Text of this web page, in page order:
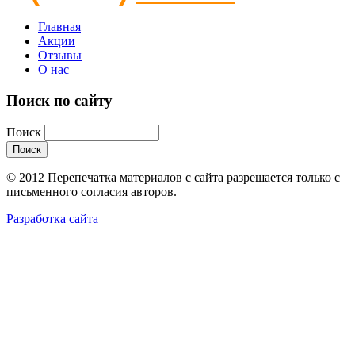
Главная
Акции
Отзывы
О нас
Поиск по сайту
Поиск
© 2012 Перепечатка материалов с сайта разрешается только с
письменного согласия авторов.
Разработка сайта